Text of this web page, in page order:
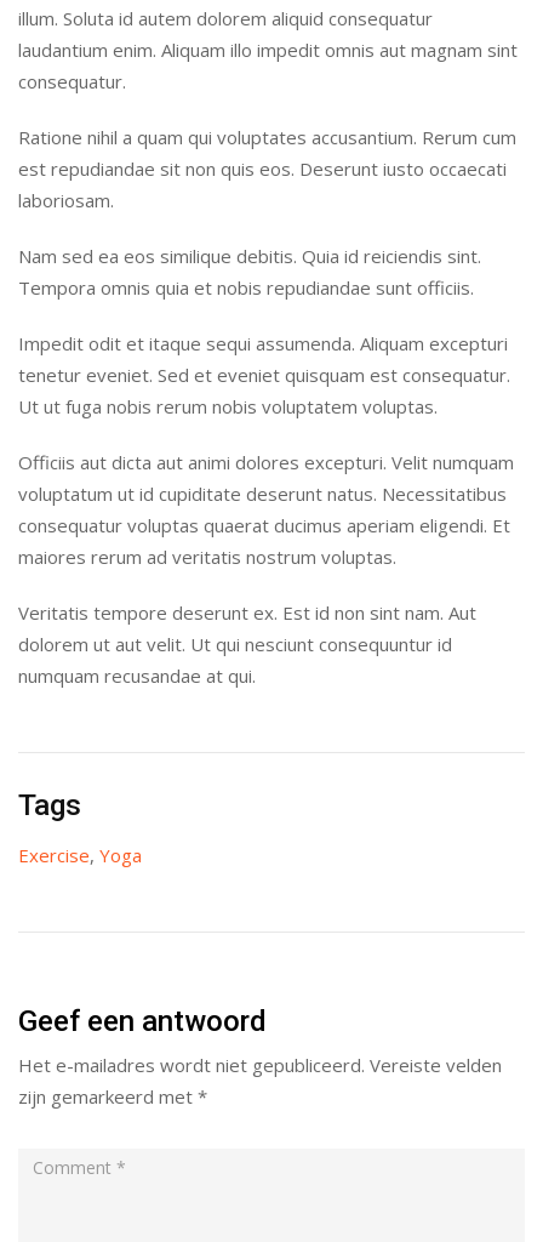
illum. Soluta id autem dolorem aliquid consequatur
laudantium enim. Aliquam illo impedit omnis aut magnam sint
consequatur.
Ratione nihil a quam qui voluptates accusantium. Rerum cum
est repudiandae sit non quis eos. Deserunt iusto occaecati
laboriosam.
Nam sed ea eos similique debitis. Quia id reiciendis sint.
Tempora omnis quia et nobis repudiandae sunt officiis.
Impedit odit et itaque sequi assumenda. Aliquam excepturi
tenetur eveniet. Sed et eveniet quisquam est consequatur.
Ut ut fuga nobis rerum nobis voluptatem voluptas.
Officiis aut dicta aut animi dolores excepturi. Velit numquam
voluptatum ut id cupiditate deserunt natus. Necessitatibus
consequatur voluptas quaerat ducimus aperiam eligendi. Et
maiores rerum ad veritatis nostrum voluptas.
Veritatis tempore deserunt ex. Est id non sint nam. Aut
dolorem ut aut velit. Ut qui nesciunt consequuntur id
numquam recusandae at qui.
Tags
Exercise, Yoga
Geef een antwoord
Het e-mailadres wordt niet gepubliceerd. Vereiste velden
zijn gemarkeerd met *